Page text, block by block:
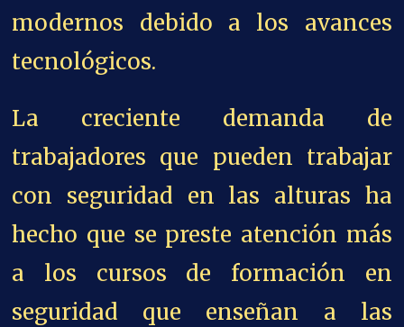
modernos debido a los avances
tecnológicos.
La creciente demanda de
trabajadores que pueden trabajar
con seguridad en las alturas ha
hecho que se preste atención más
a los cursos de formación en
seguridad que enseñan a las